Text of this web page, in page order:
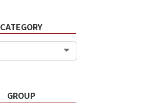
CATEGORY
GROUP